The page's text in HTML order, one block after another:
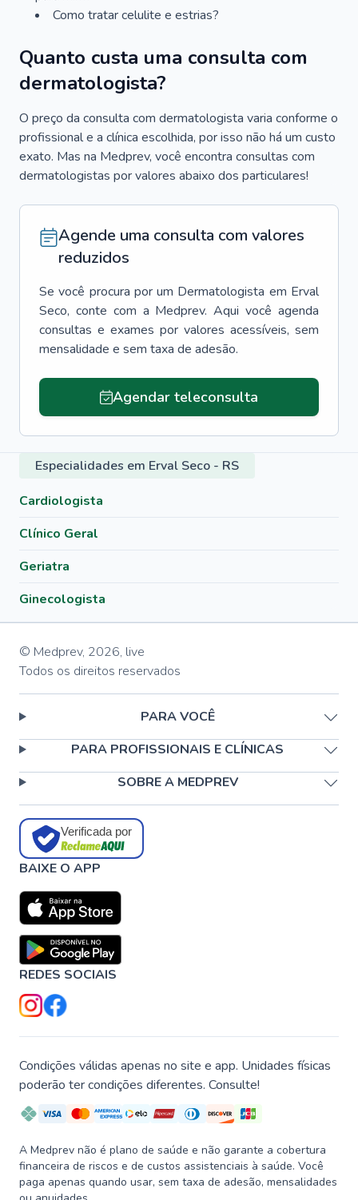
Como tratar celulite e estrias?
Quanto custa uma consulta com
dermatologista?
O preço da consulta com dermatologista varia conforme o
profissional e a clínica escolhida, por isso não há um custo
exato. Mas na Medprev, você encontra consultas com
dermatologistas por valores abaixo dos particulares!
Agende uma consulta com valores
reduzidos
Se você procura por um Dermatologista em Erval
Seco, conte com a Medprev. Aqui você agenda
consultas e exames por valores acessíveis, sem
mensalidade e sem taxa de adesão.
Agendar teleconsulta
Especialidades em Erval Seco - RS
Cardiologista
Clínico Geral
Geriatra
Ginecologista
© Medprev, 2026, live
Todos os direitos reservados
PARA VOCÊ
PARA PROFISSIONAIS E CLÍNICAS
SOBRE A MEDPREV
Verificada por
BAIXE O APP
REDES SOCIAIS
Condições válidas apenas no site e app. Unidades físicas
poderão ter condições diferentes. Consulte!
A Medprev não é plano de saúde e não garante a cobertura
financeira de riscos e de custos assistenciais à saúde. Você
paga apenas quando usar, sem taxa de adesão, mensalidades